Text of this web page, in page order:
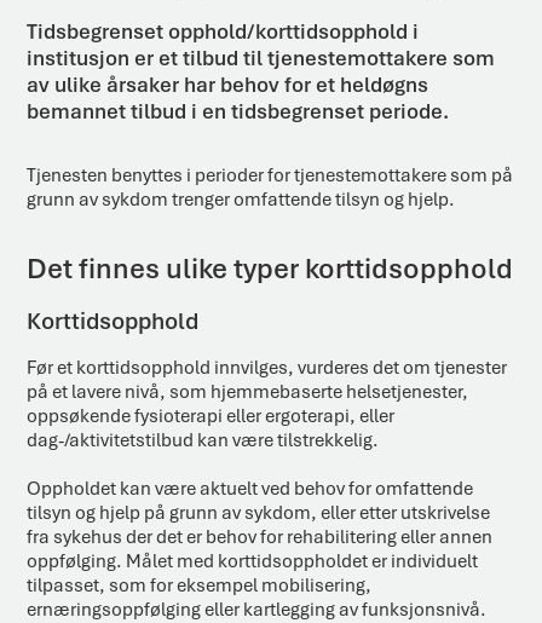
Tidsbegrenset opphold/korttidsopphold i
institusjon er et tilbud til tjeneste­mottakere som
av ulike årsaker har behov for et heldøgns
bemannet tilbud i en tids­begrenset periode.
Tjenesten benyttes i perioder for tjenestemottakere som på
grunn av sykdom trenger omfattende tilsyn og hjelp.
Det finnes ulike typer korttidsopphold
Korttidsopphold
Før et korttidsopphold innvilges, vurderes det om tjenester
på et lavere nivå, som hjemmebaserte helsetjenester,
oppsøkende fysioterapi eller ergoterapi, eller
dag-/aktivitetstilbud kan være tilstrekkelig.
Oppholdet kan være aktuelt ved behov for omfattende
tilsyn og hjelp på grunn av sykdom, eller etter utskrivelse
fra sykehus der det er behov for rehabilitering eller annen
oppfølging. Målet med korttidsoppholdet er individuelt
tilpasset, som for eksempel mobilisering,
ernæringsoppfølging eller kartlegging av funksjonsnivå.